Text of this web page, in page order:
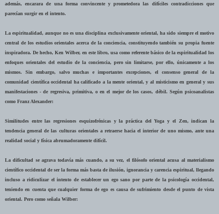
además, encarara de una forma convincente y prometedora las difíciles contradicciones que
parecían surgir en el intento.
La espiritualidad, aunque no es una disciplina exclusivamente oriental, ha sido siempre el motivo
central de los estudios orientales acerca de la conciencia, constituyendo también su propia fuente
inspiradora. De hecho, Ken Wilber, en este libro, usa como referente básico de la espiritualidad los
enfoques orientales del estudio de la conciencia, pero sin limitarse, por ello, únicamente a los
mismos. Sin embargo, salvo muchas e importantes excepciones, el consenso general de la
comunidad científica occidental ha calificado a la mente oriental, y al misticismo en general y sus
manifestaciones - de regresiva, primitiva, o en el mejor de los casos, débil. Según psicoanalistas
como Franz Alexander:
Similitudes entre las regresiones esquizofrénicas y la práctica del Yoga y el Zen, indican la
tendencia general de las culturas orientales a retraerse hacia el interior de uno mismo, ante una
realidad social y física abrumadoramente difícil.
La dificultad se agrava todavía más cuando, a su vez, el filósofo oriental acusa al materialismo
científico occidental de ser la forma más basta de ilusión, ignorancia y carencia espiritual, llegando
incluso a ridiculizar el intento de establecer un ego sano por parte de la psicología occidental,
teniendo en cuenta que cualquier forma de ego es causa de sufrimiento desde el punto de vista
oriental. Pero como señala Wilber: